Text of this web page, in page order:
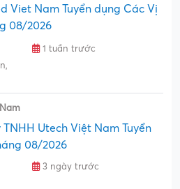
Viet Nam Tuyển dụng Các Vị
08/2026
1 tuần trước
Utech Việt Nam Tuyển
08/2026
3 ngày trước